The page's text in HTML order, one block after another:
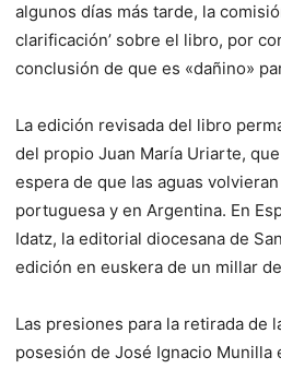
algunos días más tarde, la
clarificación’ sobre el libro, por
conclusión de que es «dañino»
La edición revisada del libro
del propio Juan María Uriarte,
espera de que las aguas
portuguesa y en Argentina. En
Idatz, la editorial diocesana de
edición en euskera de un millar
Las presiones para la retirada de
posesión de José Ignacio Munilla